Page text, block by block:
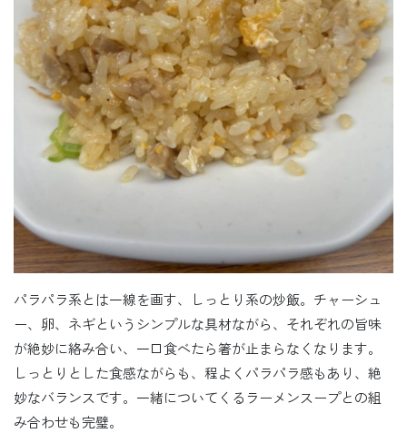
パラパラ系とは一線を画す、しっとり系の炒飯。チャーシュ
ー、卵、ネギというシンプルな具材ながら、それぞれの旨味
が絶妙に絡み合い、一口食べたら箸が止まらなくなります。
しっとりとした食感ながらも、程よくパラパラ感もあり、絶
妙なバランスです。一緒についてくるラーメンスープとの組
み合わせも完璧。